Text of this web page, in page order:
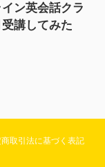
ン英会話クラ
講してみた
取引法に基づく表記